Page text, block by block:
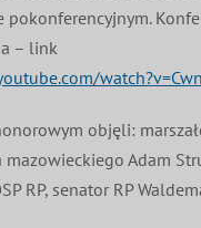
– link
objęli:
Adam
RP, senator RP